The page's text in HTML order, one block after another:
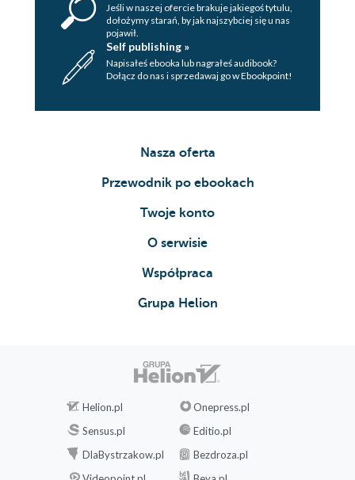
Jeśli w naszej ofercie brakuje jakiegoś tytulu,
dołożymy starań, by jak najszybciej się u nas
pojawił.
Self publishing »
Napisałeś ebooka lub nagrałeś audibook?
Dołącz do nas i sprzedawaj go w Ebookpoint!
Nasza oferta
Przewodnik po ebookach
Twoje konto
O serwisie
Współpraca
Grupa Helion
Helion.pl
Onepress.pl
Sensus.pl
Editio.pl
DlaBystrzakow.pl
Bezdroza.pl